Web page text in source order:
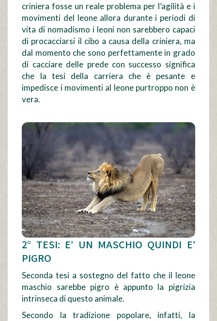
criniera fosse un reale problema per l’agilità e i
movimenti del leone allora durante i periodi di
vita di nomadismo i leoni non sarebbero capaci
di procacciarsi il cibo a causa della criniera, ma
dal momento che sono perfettamente in grado
di cacciare delle prede con successo significa
che la tesi della carriera che è pesante e
impedisce i movimenti al leone purtroppo non è
vera.
2° TESI: E’ UN MASCHIO QUINDI E’
PIGRO
Seconda tesi a sostegno del fatto che il leone
maschio sarebbe pigro è appunto la pigrizia
intrinseca di questo animale.
Secondo la tradizione popolare, infatti, la